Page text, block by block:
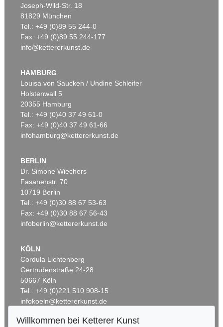
Auktion 535 - Lot 10
Ergebnis:€ 4.750.000
Auktion 406 - Lot 30
E. KIRCHNER
Zwei mit Katzen spielende Mädchen. 1907. Frauen- und Männerkopf , 1924
Ergebnis:€ 1.740.000
Auktion 514 - Lot 236
Joseph-Wild-Str. 18
81829 München
Tel.: +49 (0)89 55 244-0
Fax: +49 (0)89 55 244-177
info@kettererkunst.de
HAMBURG
Louisa von Saucken / Undine Schleifer
Holstenwall 5
20355 Hamburg
Tel.: +49 (0)40 37 49 61-0
Fax: +49 (0)40 37 49 61-66
infohamburg@kettererkunst.de
BERLIN
Dr. Simone Wiechers
Fasanenstr. 70
10719 Berlin
Tel.: +49 (0)30 88 67 53-63
Fax: +49 (0)30 88 67 56-43
infoberlin@kettererkunst.de
KÖLN
Cordula Lichtenberg
Gertrudenstraße 24-28
50667 Köln
Tel.: +49 (0)221 510 908-15
infokoeln@kettererkunst.de
Willkommen bei Ketterer Kunst